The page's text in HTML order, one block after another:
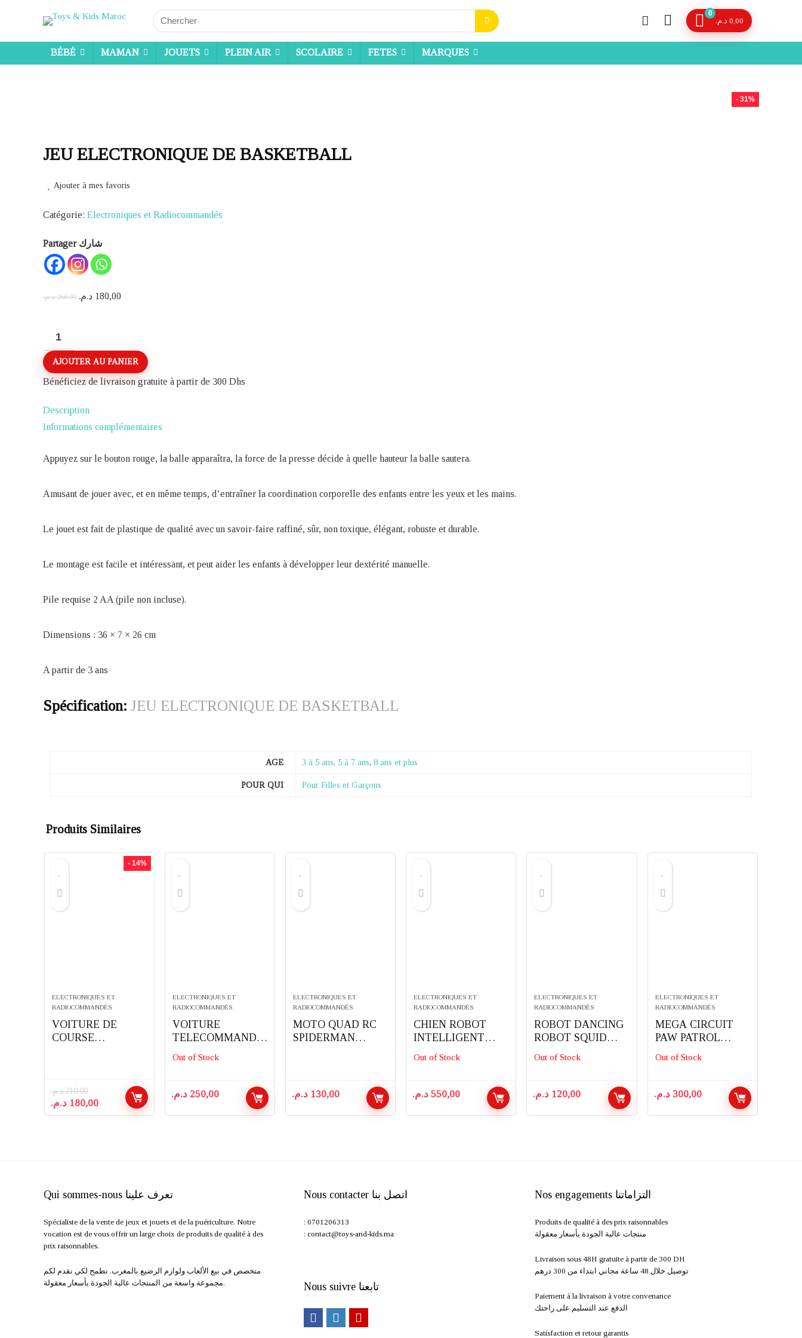
Search
for:
0
0,00 د.م.
BÉBÉ MAMAN JOUETS PLEIN AIR SCOLAIRE FETES MARQUES
- 31%
JEU ELECTRONIQUE DE BASKETBALL
Ajouter à mes favoris
Catégorie: Electroniques et Radiocommandés
Partager شارك
260,00 د.م.
Le
260,00 د.م..
180,00 د.م.
quantité
de
JEU
ELECTRONIQUE
BASKETBALL
AJOUTER AU PANIER
Bénéficiez de livraison gratuite à partir de 300 Dhs
Description
Informations complémentaires
Appuyez sur le bouton rouge, la balle apparaîtra, la force de la presse décide à quelle hauteur la balle sautera.
Amusant de jouer avec, et en même temps, d’entraîner la coordination corporelle des enfants entre les yeux et les mains.
Le jouet est fait de plastique de qualité avec un savoir-faire raffiné, sûr, non toxique, élégant, robuste et durable.
Le montage est facile et intéressant, et peut aider les enfants à développer leur dextérité manuelle.
Pile requise 2 AA (pile non incluse).
Dimensions : 36 × 7 × 26 cm
A partir de 3 ans
Spécification: JEU ELECTRONIQUE DE BASKETBALL
AGE 3 à 5 ans, 5 à 7 ans, 8 ans et plus
POUR QUI Pour Filles et Garçons
Produits Similaires
- 14%
ELECTRONIQUES ET
RADIOCOMMANDÉS
VOITURE DE
COURSE
VITESSE 2.4 GHZ
210,00 د.م.
Le
prix
180,00 د.م.
Le
prix
ELECTRONIQUES ET
RADIOCOMMANDÉS
VOITURE
TELECOMMANDE
E A ROTATION 360
DEGRES DOUBLE
RACING
Out of Stock
250,00 د.م.
ELECTRONIQUES ET
RADIOCOMMANDÉS
MOTO QUAD RC
SPIDERMAN
130,00 د.م.
ELECTRONIQUES ET
RADIOCOMMANDÉS
CHIEN ROBOT
INTELLIGENT
CRAZON
Out of Stock
550,00 د.م.
ELECTRONIQUES ET
RADIOCOMMANDÉS
ROBOT DANCING
ROBOT SQUID
GAME
Out of Stock
120,00 د.م.
ELECTRONIQUES ET
RADIOCOMMANDÉS
MEGA CIRCUIT
PAW PATROL
AVEC 6
FIGURINES EN
Out of Stock
300,00 د.م.
Qui sommes-nous تعرف علينا
Spécialiste de la vente de jeux et jouets et de la puériculture. Notre
vocation est de vous offrir un large choix de produits de qualité à des
prix raisonnables.
متخصص في بيع الألعاب ولوازم الرضيع بالمغرب. نطمح لكي نقدم لكم
مجموعة واسعة من المنتجات عالية الجودة بأسعار معقولة.
Nous contacter اتصل بنا
: 0701206313
: contact@toys-and-kids.ma
Nous suivre تابعنا
Nos engagements التزاماتنا
Produits de qualité à des prix raisonnables
منتجات عالية الجودة بأسعار معقولة
Livraison sous 48H gratuite à partir de 300 DH ​
توصيل خلال 48 ساعة مجاني ابتداء من 300 درهم
Paiement à la livraison à votre convenance
الدفع عند التسليم على راحتك
Satisfaction et retour garantis